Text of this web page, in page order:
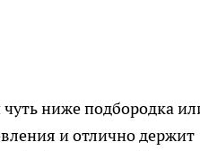
ниже подбородка
и отлично держит